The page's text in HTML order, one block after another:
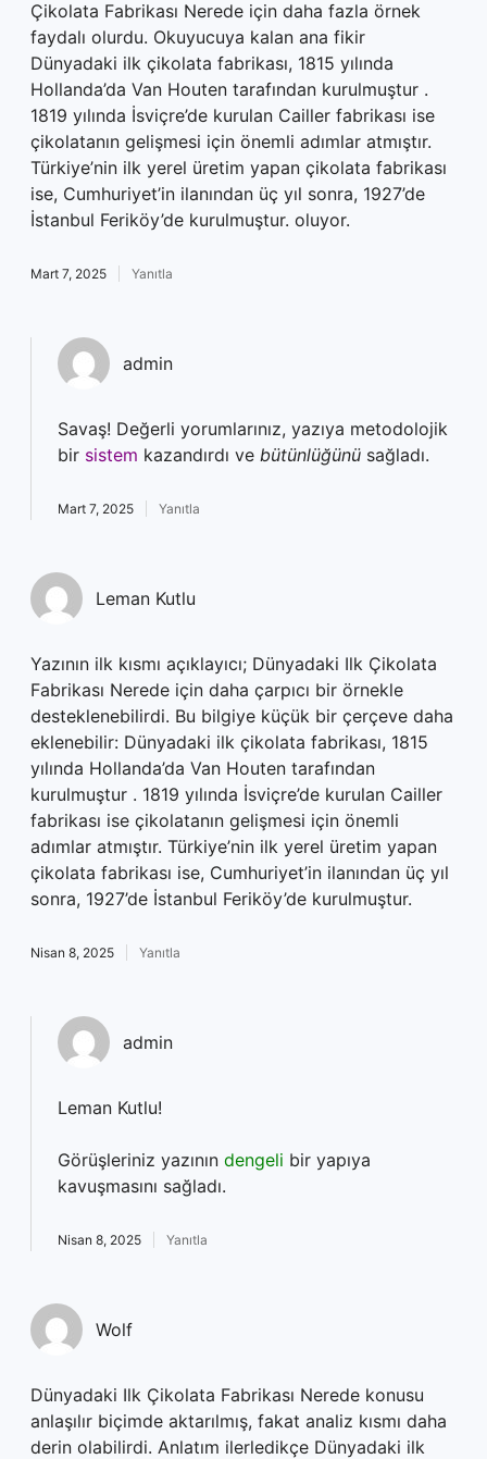
Çikolata Fabrikası Nerede için daha fazla örnek
faydalı olurdu. Okuyucuya kalan ana fikir
Dünyadaki ilk çikolata fabrikası, 1815 yılında
Hollanda’da Van Houten tarafından kurulmuştur .
1819 yılında İsviçre’de kurulan Cailler fabrikası ise
çikolatanın gelişmesi için önemli adımlar atmıştır.
Türkiye’nin ilk yerel üretim yapan çikolata fabrikası
ise, Cumhuriyet’in ilanından üç yıl sonra, 1927’de
İstanbul Feriköy’de kurulmuştur. oluyor.
Mart 7, 2025 Yanıtla
admin
Savaş! Değerli yorumlarınız, yazıya metodolojik
bir sistem kazandırdı ve bütünlüğünü sağladı.
Mart 7, 2025 Yanıtla
Leman Kutlu
Yazının ilk kısmı açıklayıcı; Dünyadaki Ilk Çikolata
Fabrikası Nerede için daha çarpıcı bir örnekle
desteklenebilirdi. Bu bilgiye küçük bir çerçeve daha
eklenebilir: Dünyadaki ilk çikolata fabrikası, 1815
yılında Hollanda’da Van Houten tarafından
kurulmuştur . 1819 yılında İsviçre’de kurulan Cailler
fabrikası ise çikolatanın gelişmesi için önemli
adımlar atmıştır. Türkiye’nin ilk yerel üretim yapan
çikolata fabrikası ise, Cumhuriyet’in ilanından üç yıl
sonra, 1927’de İstanbul Feriköy’de kurulmuştur.
Nisan 8, 2025 Yanıtla
admin
Leman Kutlu!
Görüşleriniz yazının dengeli bir yapıya
kavuşmasını sağladı.
Nisan 8, 2025 Yanıtla
Wolf
Dünyadaki Ilk Çikolata Fabrikası Nerede konusu
anlaşılır biçimde aktarılmış, fakat analiz kısmı daha
derin olabilirdi. Anlatım ilerledikçe Dünyadaki ilk